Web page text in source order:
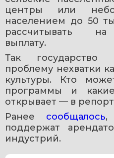
центры или
населением до 50
рассчитывать
выплату.
Так государство
проблему нехватки
культуры. Кто
программы и
открывает — в
Ранее сообщалось,
поддержат
индустрий.